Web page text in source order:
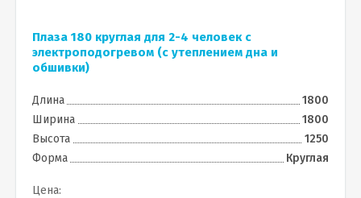
Плаза 180 круглая для 2-4 человек с
электроподогревом (с утеплением дна и
обшивки)
Длина
1800
Ширина
1800
Высота
1250
Форма
Круглая
Цена: